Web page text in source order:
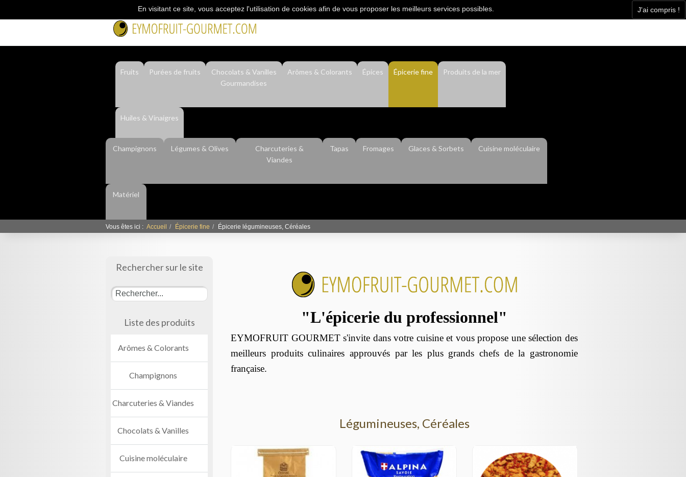
En visitant ce site, vous acceptez l'utilisation de cookies afin de vous proposer les meilleurs services possibles. J'ai compris !
Fruits Purées de fruits
Chocolats & Vanilles
Gourmandises
Arômes & Colorants Épices Épicerie fine Produits de la mer
Huiles & Vinaigres
Champignons Légumes & Olives
Charcuteries &
Viandes
Tapas Fromages Glaces & Sorbets Cuisine moléculaire
Matériel
Vous êtes ici : Accueil Épicerie fine Épicerie légumineuses, Céréales
"L'épicerie du professionnel"
EYMOFRUIT GOURMET s'invite dans votre cuisine et vous propose une sélection des
meilleurs produits culinaires approuvés par les plus grands chefs de la gastronomie
française.
Légumineuses, Céréales
Rechercher sur le site
Liste des produits
Arômes & Colorants
Champignons
Charcuteries & Viandes
Chocolats & Vanilles
Cuisine moléculaire